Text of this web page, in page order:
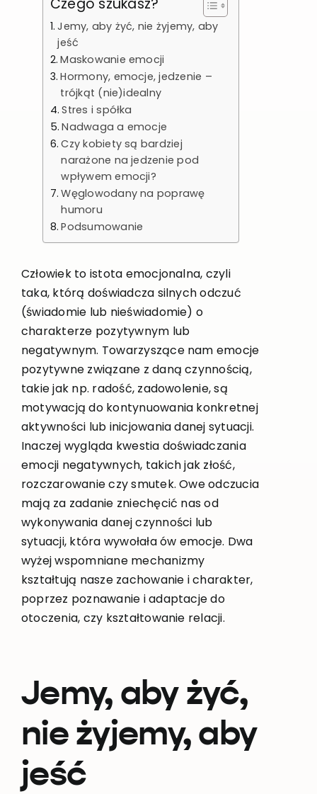
Czego szukasz?
Jemy, aby żyć, nie żyjemy, aby
jeść
Maskowanie emocji
Hormony, emocje, jedzenie –
trójkąt (nie)idealny
Stres i spółka
Nadwaga a emocje
Czy kobiety są bardziej
narażone na jedzenie pod
wpływem emocji?
Węglowodany na poprawę
humoru
Podsumowanie
Człowiek to istota emocjonalna, czyli
taka, którą doświadcza silnych odczuć
(świadomie lub nieświadomie) o
charakterze pozytywnym lub
negatywnym. Towarzyszące nam emocje
pozytywne związane z daną czynnością,
takie jak np. radość, zadowolenie, są
motywacją do kontynuowania konkretnej
aktywności lub inicjowania danej sytuacji.
Inaczej wygląda kwestia doświadczania
emocji negatywnych, takich jak złość,
rozczarowanie czy smutek. Owe odczucia
mają za zadanie zniechęcić nas od
wykonywania danej czynności lub
sytuacji, która wywołała ów emocje. Dwa
wyżej wspomniane mechanizmy
kształtują nasze zachowanie i charakter,
poprzez poznawanie i adaptacje do
otoczenia, czy kształtowanie relacji.
Jemy, aby żyć,
nie żyjemy, aby
jeść